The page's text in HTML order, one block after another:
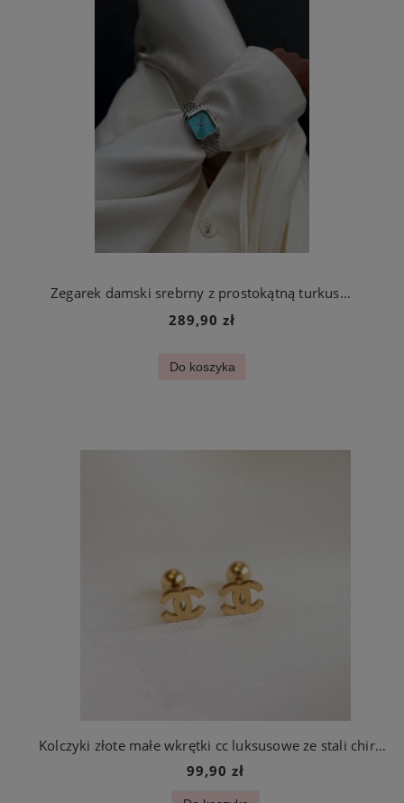
Zegarek damski srebrny z prostokątną turkusową kopertą stal chirurgiczna
289,90 zł
Do koszyka
Kolczyki złote małe wkrętki cc luksusowe ze stali chirurgicznej
99,90 zł